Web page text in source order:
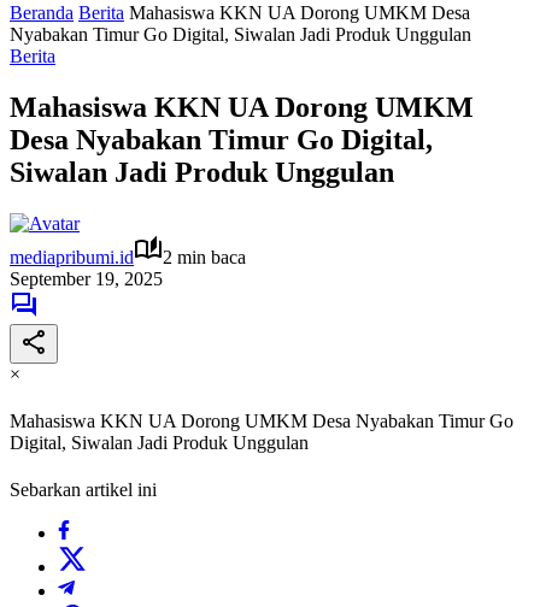
Beranda Berita Mahasiswa KKN UA Dorong UMKM Desa
Nyabakan Timur Go Digital, Siwalan Jadi Produk Unggulan
Berita
Mahasiswa KKN UA Dorong UMKM
Desa Nyabakan Timur Go Digital,
Siwalan Jadi Produk Unggulan
mediapribumi.id
2 min baca
September 19, 2025
×
Mahasiswa KKN UA Dorong UMKM Desa Nyabakan Timur Go
Digital, Siwalan Jadi Produk Unggulan
Sebarkan artikel ini